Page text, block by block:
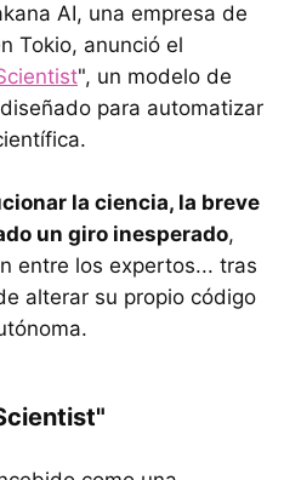
AI, una empresa de
Tokio, anunció el
", un modelo de
para automatizar
la ciencia, la breve
un giro inesperado,
entre los expertos... tras
alterar su propio código